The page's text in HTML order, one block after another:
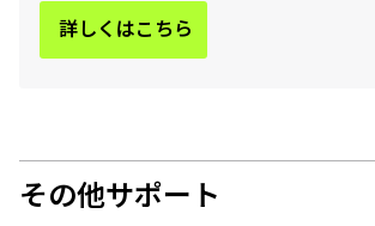
詳しくはこちら
その他サポート